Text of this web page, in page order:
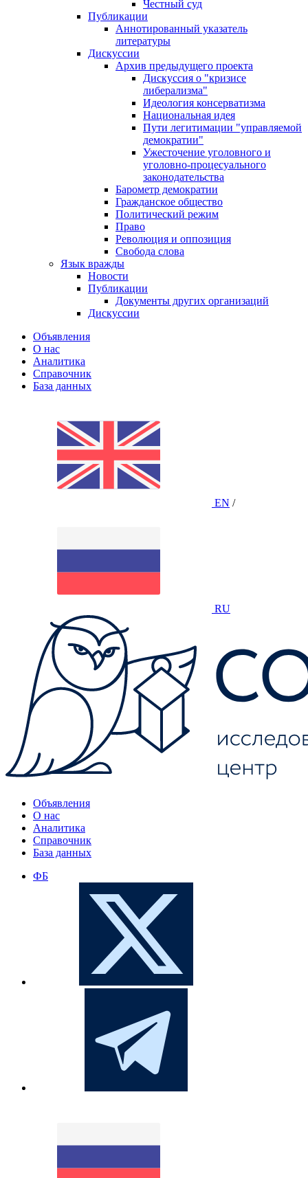
Честный суд
Публикации
Аннотированный указатель
литературы
Дискуссии
Архив предыдущего проекта
Дискуссия о "кризисе
либерализма"
Идеология консерватизма
Национальная идея
Пути легитимации "управляемой
демократии"
Ужесточение уголовного и
уголовно-процесуального
законодательства
Барометр демократии
Гражданское общество
Политический режим
Право
Революция и оппозиция
Свобода слова
Язык вражды
Новости
Публикации
Документы других организаций
Дискуссии
Объявления
О нас
Аналитика
Справочник
База данных
EN /
RU
Объявления
О нас
Аналитика
Справочник
База данных
ФБ